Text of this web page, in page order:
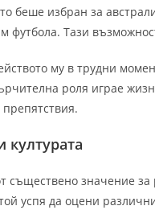
беше избран за
футбола. Тази
му в трудни
роля играе
културата
съществено значение
успя да оцени